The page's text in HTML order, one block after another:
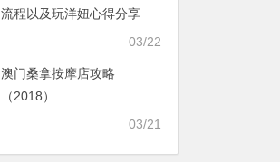
流程以及玩洋妞心得分享
03/22
澳门桑拿按摩店攻略
（2018）
03/21